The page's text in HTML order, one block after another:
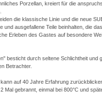
Porzellan, kreiert für die
die klassische Linie und die neue
und ausgefallene Teile beinhalten, die das
Erleben des Gastes auf besondere
besticht durch seltene Schlichtheit und
Betrachter.
kann auf 40 Jahre Erfahrung
Mal gebrannt, einmal bei 800°C und